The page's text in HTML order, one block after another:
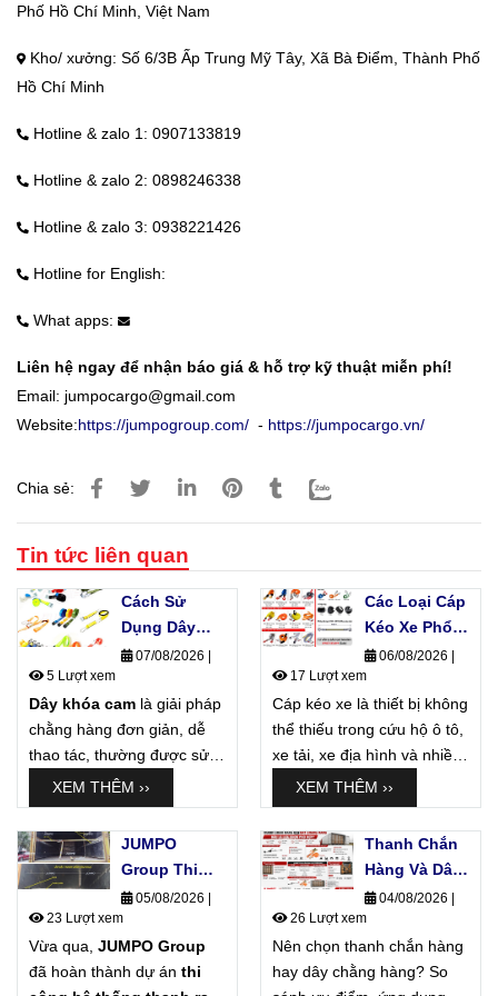
Phố Hồ Chí Minh, Việt Nam
Kho/ xưởng: Số 6/3B Ấp Trung Mỹ Tây, Xã Bà Điểm, Thành Phố
Hồ Chí Minh
Hotline & zalo 1: 0907133819
Hotline & zalo 2: 0898246338
Hotline & zalo 3: 0938221426
Hotline for English:
What apps:
Liên hệ ngay để nhận báo giá & hỗ trợ kỹ thuật miễn phí!
Email: jumpocargo@gmail.com
Website:https://jumpogroup.com/ - https://jumpocargo.vn/
Chia sẻ:
Tin tức liên quan
Cách Sử
Dụng Dây
Khóa Cam
Hỏng Hàng
Hóa
07/08/2026
5 Lượt xem
Dây khóa cam là giải pháp
chằng hàng đơn giản, dễ
thao tác, thường được sử
dụng để cố định thùng
carton, hàng đóng kiện,
pallet, nội thất và các sản
phẩm cần lực siết vừa phải.
XEM THÊM ››
Các Loại Cáp
Kéo Xe Phổ
Biến Hiện
Nay Và Ứng
Dụng Thực
Tế
06/08/2026
17 Lượt xem
Cáp kéo xe là thiết bị không
thể thiếu trong cứu hộ ô tô,
xe tải, xe địa hình và nhiều
ứng dụng kéo hàng công
nghiệp. Tuy nhiên, trên thị
trường hiện nay có rất
nhiều loại cáp kéo với
dây, số lớp, tải trọng và
kiểu đầu cáp khác nhau
khiến người dùng khó lựa
XEM THÊM ››
JUMPO
Group Thi
Công Hệ
Thống E-
Track Cho Xe
Tải Của Đơn
05/08/2026
23 Lượt xem
Vừa qua, JUMPO Group
đã hoàn thành dự án thi
Thanh Chắn
Hàng Và Dây
Chằng Hàng,
Nên Chọn
Loại Nào?
04/08/2026
26 Lượt xem
Nên chọn thanh chắn hàng
hay dây chằng hàng? So